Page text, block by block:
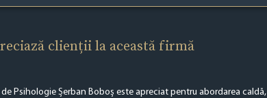
clienții la această firmă
Psihologie Șerban Boboș este apreciat pentru abordarea caldă,